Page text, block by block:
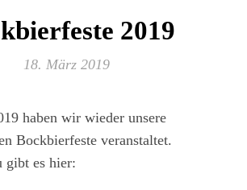
2019
18. März 2019
haben wir wieder unsere
Bockbierfeste veranstaltet.
gibt es hier: